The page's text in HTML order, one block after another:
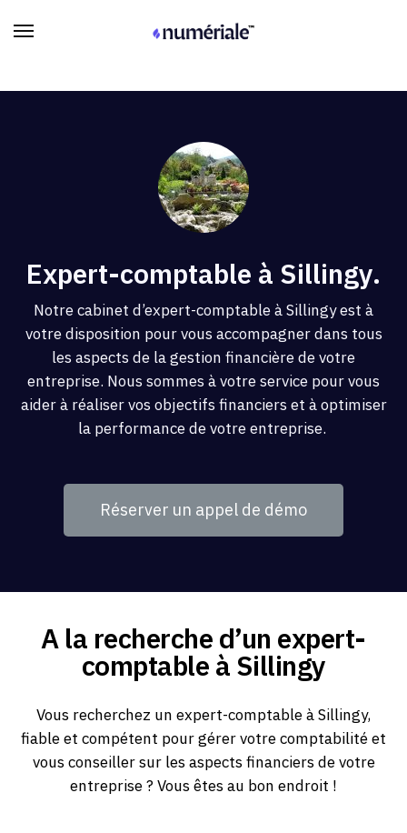
Expert-comptable à Sillingy.
Notre cabinet d’expert-comptable à Sillingy est à
votre disposition pour vous accompagner dans tous
les aspects de la gestion financière de votre
entreprise. Nous sommes à votre service pour vous
aider à réaliser vos objectifs financiers et à optimiser
la performance de votre entreprise.
Réserver un appel de démo
A la recherche d’un expert-
comptable à Sillingy
Vous recherchez un expert-comptable à Sillingy,
fiable et compétent pour gérer votre comptabilité et
vous conseiller sur les aspects financiers de votre
entreprise ? Vous êtes au bon endroit !